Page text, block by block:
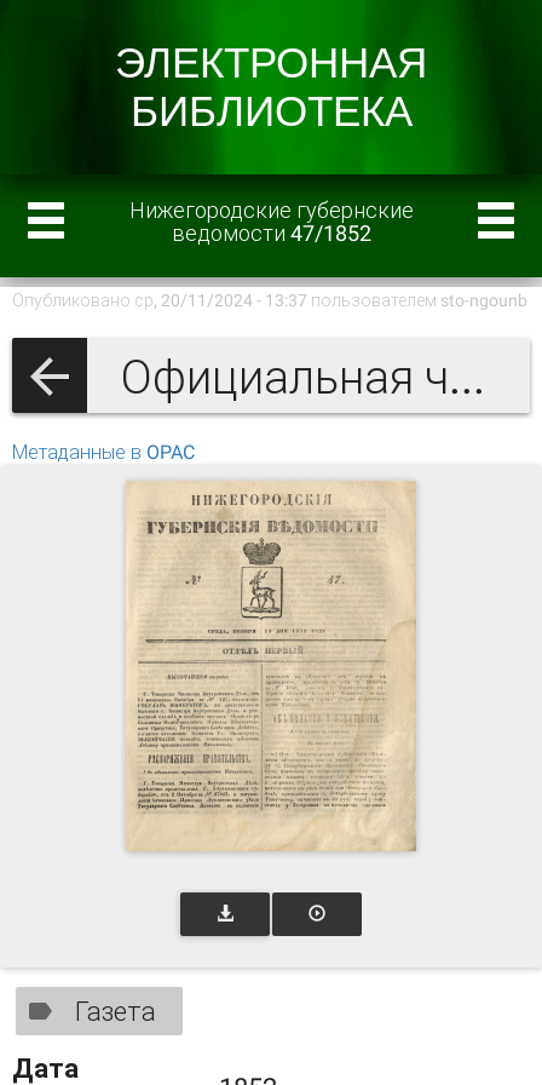
Нижегородские губернские
ведомости 47/1852
Опубликовано ср, 20/11/2024 - 13:37 пользователем sto-ngounb
Официальная часть
Метаданные в OPAC
Газета
Дата